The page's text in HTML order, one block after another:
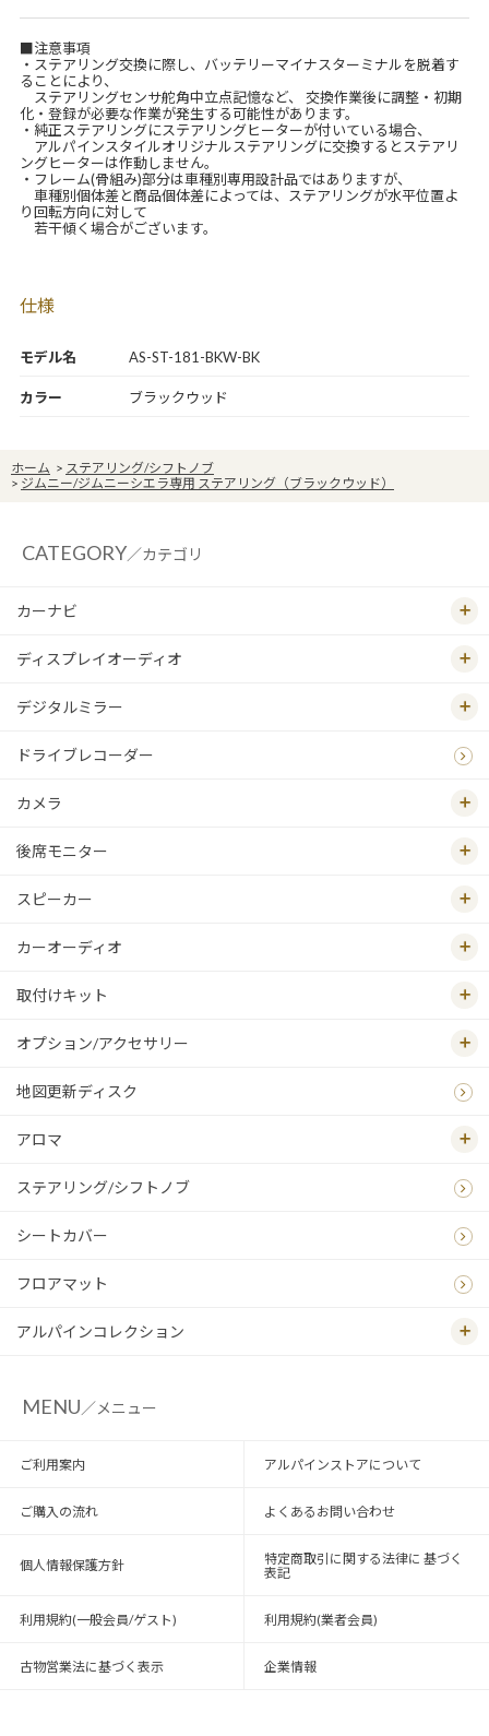
モデル名 AS-ST-181-BKW-BK
カラー ブラックウッド
■注意事項
・ステアリング交換に際し、バッテリーマイナスターミナルを脱着す
ることにより、
ステアリングセンサ舵角中立点記憶など、 交換作業後に調整・初期
化・登録が必要な作業が発生する可能性があります。
・純正ステアリングにステアリングヒーターが付いている場合、
アルパインスタイルオリジナルステアリングに交換するとステアリ
ングヒーターは作動しません。
・フレーム(骨組み)部分は車種別専用設計品ではありますが、
車種別個体差と商品個体差によっては、ステアリングが水平位置よ
り回転方向に対して
若干傾く場合がございます。
仕様
ホーム > ステアリング/シフトノブ
> ジムニー/ジムニーシエラ専用 ステアリング（ブラックウッド）
CATEGORY／カテゴリ
カーナビ
ディスプレイオーディオ
デジタルミラー
ドライブレコーダー
カメラ
後席モニター
スピーカー
カーオーディオ
取付けキット
オプション/アクセサリー
地図更新ディスク
アロマ
ステアリング/シフトノブ
シートカバー
フロアマット
アルパインコレクション
MENU／メニュー
ご利用案内 アルパインストアについて
ご購入の流れ よくあるお問い合わせ
個人情報保護方針
特定商取引に関する法律に 基づく
表記
利用規約(一般会員/ゲスト) 利用規約(業者会員)
古物営業法に基づく表示 企業情報